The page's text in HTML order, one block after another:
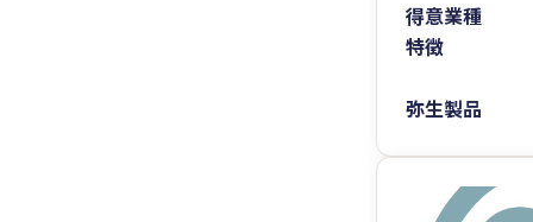
得意業種
特徴
弥生製品